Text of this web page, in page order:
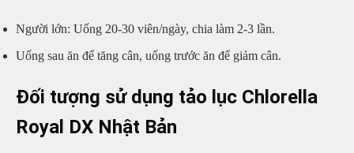
Người lớn: Uống 20-30 viên/ngày, chia làm 2-3 lần.
Uống sau ăn để tăng cân, uống trước ăn để giảm cân.
Đối tượng sử dụng tảo lục Chlorella
Royal DX Nhật Bản